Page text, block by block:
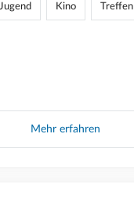
Jugend Kino Treffen
Mehr erfahren